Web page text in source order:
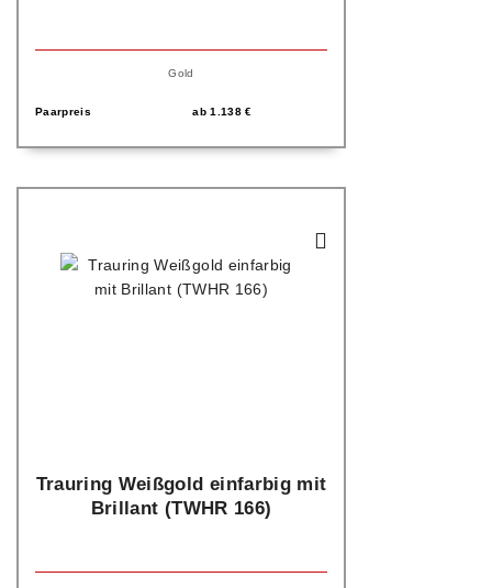
Gold
Paarpreis ab1.138€
Trauring Weißgold einfarbig mit
Brillant (TWHR 166)